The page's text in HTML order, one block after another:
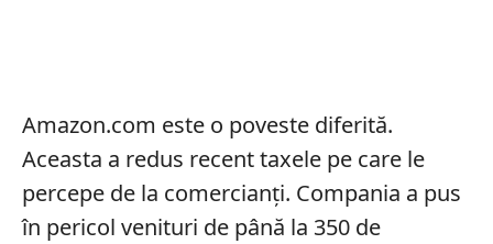
Amazon.com este o poveste diferită.
Aceasta a redus recent taxele pe care le
percepe de la comercianți. Compania a pus
în pericol venituri de până la 350 de